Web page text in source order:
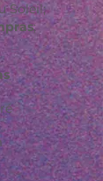
Soleil;
;